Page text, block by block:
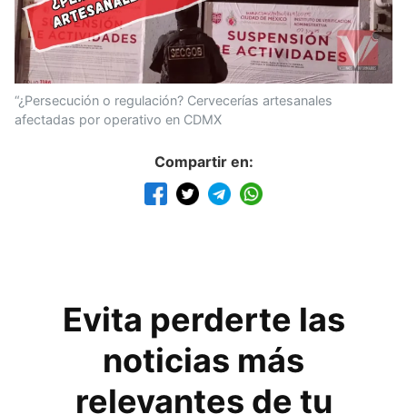
“¿Persecución o regulación? Cervecerías artesanales
afectadas por operativo en CDMX
Compartir en:
Evita perderte las
noticias más
relevantes de tu